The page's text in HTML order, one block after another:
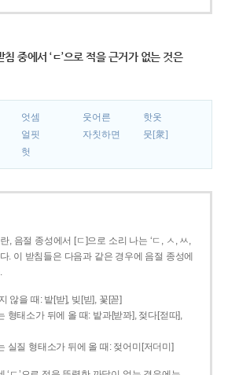
침 중에서 ‘ㄷ’으로 적을 근거가 없는 것은
엇셈 웃어른
핫옷
얼핏 자칫하면
뭇[衆]
헛
, 음절 종성에서 [ㄷ]으로 소리 나는 ‘ㄷ, ㅅ, ㅆ,
. 이 받침들은 다음과 같은 경우에 음절 종성에
않을 때: 밭[받], 빚[빋], 꽃[꼳]
형태소가 뒤에 올 때: 밭과[받꽈], 젖다[젇따],
실질 형태소가 뒤에 올 때: 젖어미[저더미]